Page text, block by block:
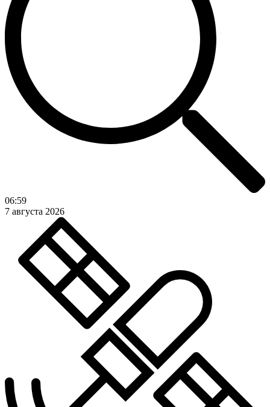
06:59
7 августа 2026